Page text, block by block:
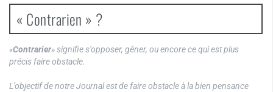
« Contrarien » ?
«Contrarier» signifie s’opposer, gêner, ou encore ce qui est plus
précis faire obstacle.
L’objectif de notre Journal est de faire obstacle à la bien pensance